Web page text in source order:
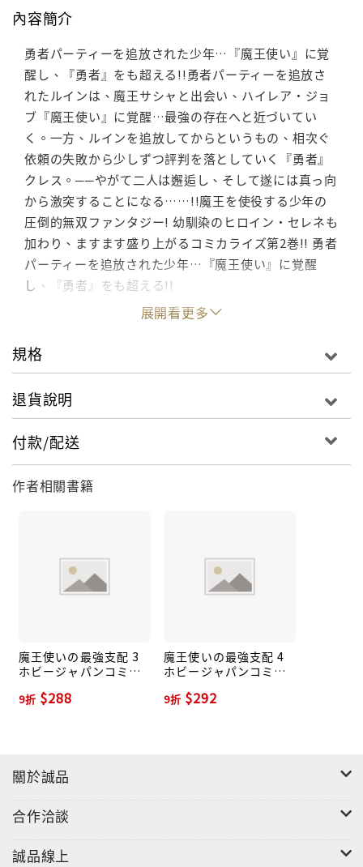
內容簡介
勇者パーティーを追放された少年…『魔王使い』に覚
醒し、『勇者』をも超える!!勇者パーティーを追放さ
れたルインは、魔王サシャと出会い、ハイレア・ジョ
ブ『魔王使い』に覚醒…最強の存在へと近づいてい
く。一方、ルインを追放してからというもの、相次ぐ
依頼の失敗から少しずつ評判を落としていく『勇者』
クレス。──やがて二人は邂逅し、そして遂には真っ向
から激突することになる……!!魔王を使役する少年の
圧倒的無双ファンタジー! 幼馴染のヒロイン・セレネも
加わり、ますます盛り上がるコミカライズ第2巻!! 勇者
パーティーを追放された少年…『魔王使い』に覚醒
し、『勇者』をも超える!!
展開看更多
規格
退貨說明
付款/配送
作者相關書籍
魔王使いの最強支配 3
ホビージャパンコミッ
9折 $288
魔王使いの最強支配 4
ホビージャパンコミッ
9折 $292
關於誠品
合作洽談
誠品線上